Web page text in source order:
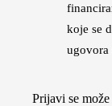
koje se
ugovora
Prijavi se